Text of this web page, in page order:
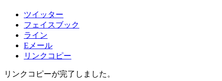
ツイッター
フェイスブック
ライン
Eメール
リンクコピー
リンクコピーが完了しました。